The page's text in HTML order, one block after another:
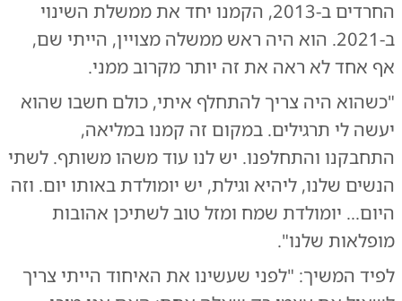
החרדים ב-2013, הקמנו יחד את ממשלת השינוי
ב-2021. הוא היה ראש ממשלה מצויין, הייתי שם,
אף אחד לא ראה את זה יותר מקרוב ממני.
"כשהוא היה צריך להתחלף איתי, כולם חשבו שהוא
יעשה לי תרגילים. במקום זה קמנו במליאה,
התחבקנו והתחלפנו. יש לנו עוד משהו משותף. לשתי
הנשים שלנו, ליהיא וגילת, יש יומולדת באותו יום. וזה
היום... יומולדת שמח ומזל טוב לשתיכן אהובות
מופלאות שלנו".
לפיד המשיך: "לפני שעשינו את האיחוד הייתי צריך